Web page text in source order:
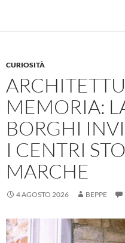
CURIOSITÀ
MEMORIA:
BORGHI
I CENTRI
MARCHE
4 AGOSTO 2026 BEPPE